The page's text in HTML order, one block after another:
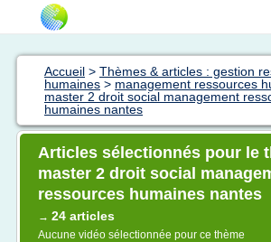
Accueil > Thèmes & articles : gestion
humaines > management ressources
master 2 droit social management
humaines nantes
Articles sélectionnés pour le
master 2 droit social
ressources humaines nantes
→ 24 articles
Aucune vidéo sélectionnée pour ce thème